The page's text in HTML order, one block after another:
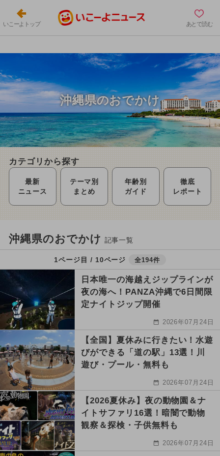
いこーよトップ あとで読む
沖縄県のおでかけ
カテゴリから探す
最新
ニュース
テーマ別
まとめ
年齢別
ガイド
徹底
レポート
沖縄県のおでかけ 記事一覧
1ページ目 / 10ページ 全194件
日本唯一の海越えジップラインが
夜の海へ！PANZA沖縄で6日間限
定ナイトジップ開催
2026年07月24日
【全国】夏休みに行きたい！水遊
びができる「道の駅」13選！川
遊び・プール・無料も
2026年07月24日
【2026夏休み】夜の動物園＆ナ
イトサファリ16選！暗闇で動物
観察＆探検・子供無料も
2026年07月24日